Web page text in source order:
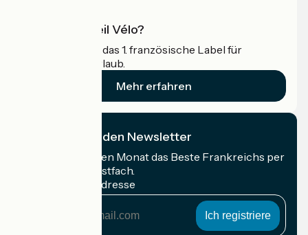
Was ist Accueil Vélo?
Accueil Vélo ist das 1. französische Label für
Radfahrer im Urlaub.
Mehr erfahren
Ich abonniere den Newsletter
Erhalten Sie jeden Monat das Beste Frankreichs per
Rad in Ihrem Postfach.
Meine E-Mail-Adresse